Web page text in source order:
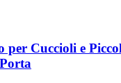
per Cuccioli e